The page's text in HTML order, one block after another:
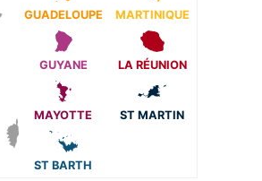
GUADELOUPE MARTINIQUE
GUYANE LA RÉUNION
MAYOTTE ST MARTIN
ST BARTH